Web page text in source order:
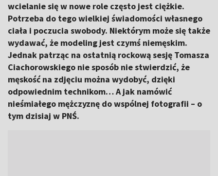
wcielanie się w nowe role często jest ciężkie.
Potrzeba do tego wielkiej świadomości własnego
ciała i poczucia swobody. Niektórym może się także
wydawać, że modeling jest czymś niemęskim.
Jednak patrząc na ostatnią rockową sesję Tomasza
Ciachorowskiego nie sposób nie stwierdzić, że
męskość na zdjęciu można wydobyć, dzięki
odpowiednim technikom… A jak namówić
nieśmiałego mężczyznę do wspólnej fotografii – o
tym dzisiaj w PNŚ.